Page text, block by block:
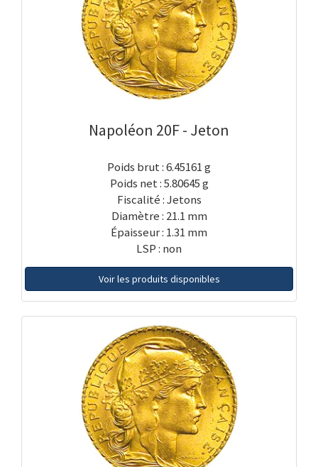
Napoléon 20F - Jeton
Poids brut : 6.45161 g
Poids net : 5.80645 g
Fiscalité : Jetons
Diamètre : 21.1 mm
Épaisseur : 1.31 mm
LSP : non
Voir les produits disponibles